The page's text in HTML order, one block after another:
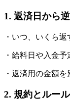
1. 返済日から
・いつ、いくら
・給料日や入金
・返済用の金額
2. 規約とルー